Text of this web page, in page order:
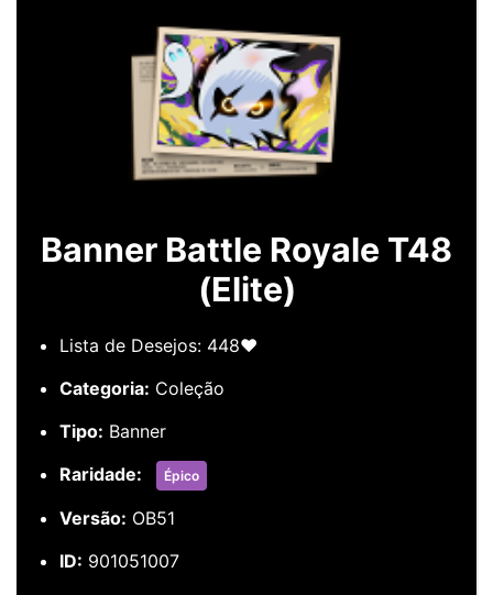
Banner Battle Royale T48
(Elite)
Lista de Desejos: 448❤️
Categoria: Coleção
Tipo: Banner
Raridade:
Épico
Versão: OB51
ID: 901051007